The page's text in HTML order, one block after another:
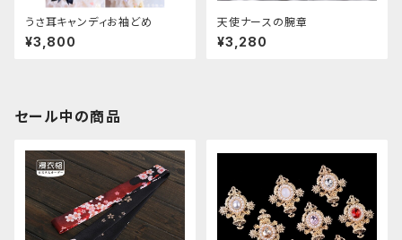
うさ耳キャンディお袖どめ
¥3,800
天使ナースの腕章
¥3,280
セール中の商品